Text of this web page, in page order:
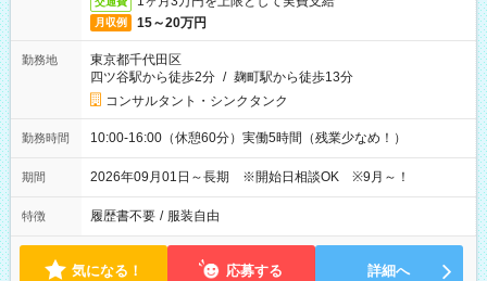
月収例 15～20万円
勤務地
東京都千代田区
四ツ谷駅から徒歩2分 / 麹町駅から徒歩13分
コンサルタント・シンクタンク
勤務時間 10:00-16:00（休憩60分）実働5時間（残業少なめ！）
期間 2026年09月01日～長期 ※開始日相談OK ※9月～！
特徴 履歴書不要 / 服装自由
気になる！ 応募する 詳細へ